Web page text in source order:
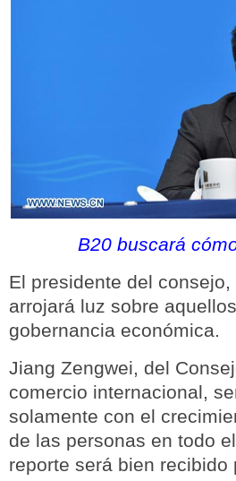
B20 buscará
El presidente del
arrojará luz sobre
gobernancia económica.
Jiang Zengwei, del
comercio internacional,
solamente con el
de las personas en todo
reporte será bien